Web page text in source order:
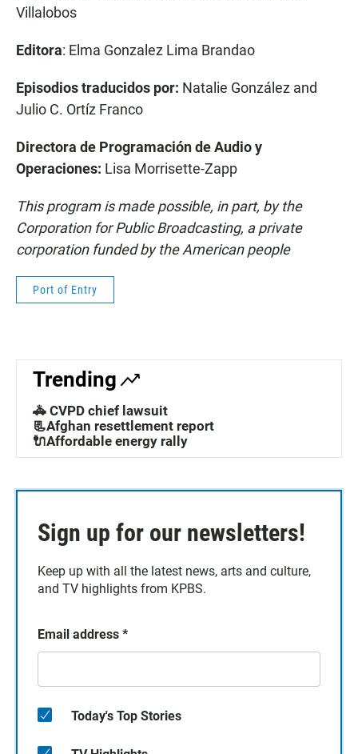
Villalobos
Editora: Elma Gonzalez Lima Brandao
Episodios traducidos por: Natalie González and
Julio C. Ortíz Franco
Directora de Programación de Audio y
Operaciones: Lisa Morrisette-Zapp
This program is made possible, in part, by the
Corporation for Public Broadcasting, a private
corporation funded by the American people
Port of Entry
Trending
🚓 CVPD chief lawsuit
📃Afghan resettlement report
🔌Affordable energy rally
Sign up for our newsletters!
Keep up with all the latest news, arts and culture,
and TV highlights from KPBS.
Email address *
Today's Top Stories